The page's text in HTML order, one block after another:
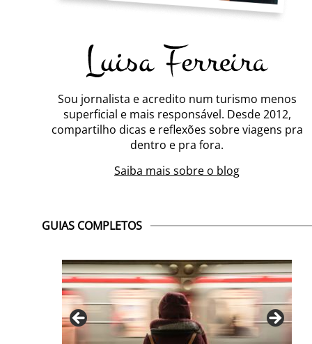
Sou jornalista e acredito num turismo menos
superficial e mais responsável. Desde 2012,
compartilho dicas e reflexões sobre viagens pra
dentro e pra fora.
Saiba mais sobre o blog
GUIAS COMPLETOS